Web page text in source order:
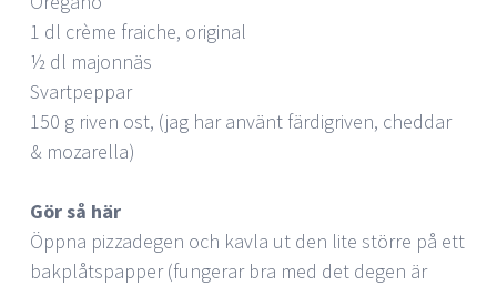
1 dl crème fraiche, original
½ dl majonnäs
Svartpeppar
150 g riven ost, (jag har använt färdigriven, cheddar
& mozarella)
Gör så här
Öppna pizzadegen och kavla ut den lite större på ett
bakplåtspapper (fungerar bra med det degen är